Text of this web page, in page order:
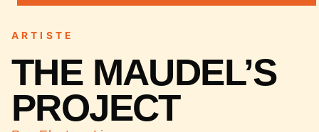
ARTISTE
THE MAUDEL’S
PROJECT